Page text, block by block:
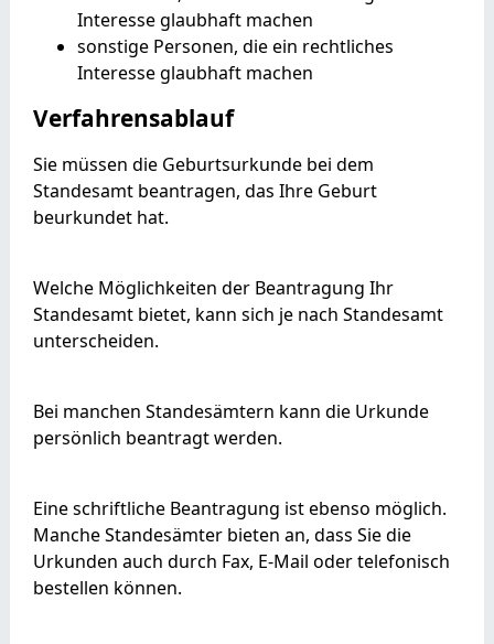
Interesse glaubhaft machen
sonstige Personen, die ein rechtliches
Interesse glaubhaft machen
Verfahrensablauf
Sie müssen die Geburtsurkunde bei dem
Standesamt beantragen, das Ihre Geburt
beurkundet hat.
Welche Möglichkeiten der Beantragung Ihr
Standesamt bietet, kann sich je nach Standesamt
unterscheiden.
Bei manchen Standesämtern kann die Urkunde
persönlich beantragt werden.
Eine schriftliche Beantragung ist ebenso möglich.
Manche Standesämter bieten an, dass Sie die
Urkunden auch durch Fax, E-Mail oder telefonisch
bestellen können.